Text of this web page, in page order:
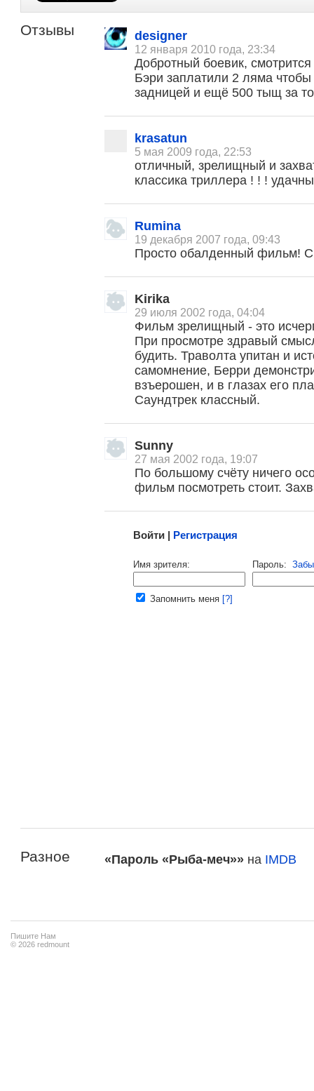
Отзывы designer
12 января 2010 года, 23:34
Добротный боевик,
Бэри заплатили 2 ляма
задницей и ещё 500 тыщ за
krasatun
5 мая 2009 года, 22:53
отличный, зрелищный и
классика триллера ! ! !
Rumina
19 декабря 2007 года, 09:43
Просто обалденный фильм!
Kirika
29 июля 2002 года, 04:04
Фильм зрелищный - это
При просмотре здравый
будить. Траволта упитан и
самомнение, Берри
взъерошен, и в глазах его
Саундтрек классный.
Sunny
27 мая 2002 года, 19:07
По большому счёту ничего
фильм посмотреть стоит.
, поделитесь своим мнением
Малосодержательные и грубые отзывы нещадно
Войти | Регистрация
Имя зрителя: Пароль:
Запомнить меня [?]
Разное «Пароль «Рыба-меч»» на IMDB
Пишите Нам
© 2026 redmount